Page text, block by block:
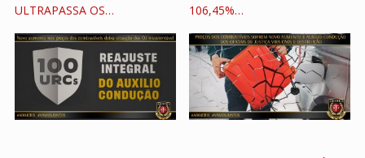
ULTRAPASSA OS…
106,45%…